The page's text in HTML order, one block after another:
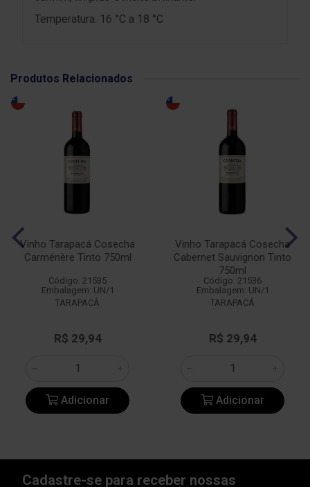
Temperatura: 16 °C a 18 °C
Produtos Relacionados
Vinho Tarapacá Cosecha
Carménère Tinto 750ml
Código: 21535
Embalagem: UN/1
TARAPACÁ
R$ 29,94
Adicionar
Vinho Tarapacá Cosecha
Cabernet Sauvignon Tinto
750ml
Código: 21536
Embalagem: UN/1
TARAPACÁ
R$ 29,94
Adicionar
Cadastre-se para receber nossas